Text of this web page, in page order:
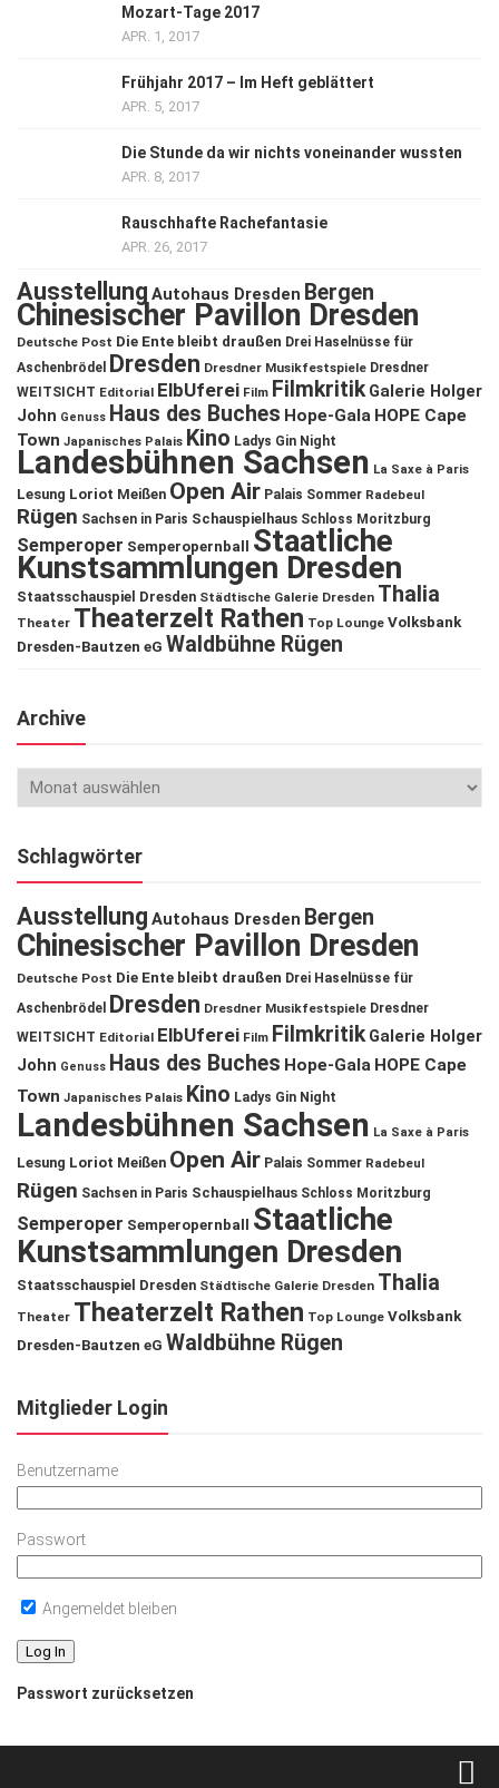
Mozart-Tage 2017
APR. 1, 2017
Frühjahr 2017 – Im Heft geblättert
APR. 5, 2017
Die Stunde da wir nichts voneinander wussten
APR. 8, 2017
Rauschhafte Rachefantasie
APR. 26, 2017
Ausstellung Autohaus Dresden Bergen
Chinesischer Pavillon Dresden
Deutsche Post Die Ente bleibt draußen Drei Haselnüsse für
Aschenbrödel
Dresden Dresdner Musikfestspiele Dresdner
WEITSICHT Editorial ElbUferei Film Filmkritik Galerie Holger
John Genuss Haus des Buches Hope-Gala HOPE Cape
Town Japanisches Palais Kino Ladys Gin Night
Landesbühnen Sachsen La Saxe à Paris
Lesung Loriot Meißen Open Air Palais Sommer Radebeul
Rügen Sachsen in Paris Schauspielhaus Schloss Moritzburg
Semperoper Semperopernball Staatliche
Kunstsammlungen Dresden
Staatsschauspiel Dresden Städtische Galerie Dresden Thalia
Theater Theaterzelt Rathen Top Lounge Volksbank
Dresden-Bautzen eG Waldbühne Rügen
Archive
Schlagwörter
Ausstellung Autohaus Dresden Bergen
Chinesischer Pavillon Dresden
Deutsche Post Die Ente bleibt draußen Drei Haselnüsse für
Aschenbrödel
Dresden Dresdner Musikfestspiele Dresdner
WEITSICHT Editorial ElbUferei Film Filmkritik Galerie Holger
John Genuss Haus des Buches Hope-Gala HOPE Cape
Town Japanisches Palais Kino Ladys Gin Night
Landesbühnen Sachsen La Saxe à Paris
Lesung Loriot Meißen Open Air Palais Sommer Radebeul
Rügen Sachsen in Paris Schauspielhaus Schloss Moritzburg
Semperoper Semperopernball
Staatliche
Kunstsammlungen Dresden
Staatsschauspiel Dresden Städtische Galerie Dresden Thalia
Theater Theaterzelt Rathen Top Lounge Volksbank
Dresden-Bautzen eG Waldbühne Rügen
Mitglieder Login
Benutzername
Passwort
Angemeldet bleiben
Passwort zurücksetzen